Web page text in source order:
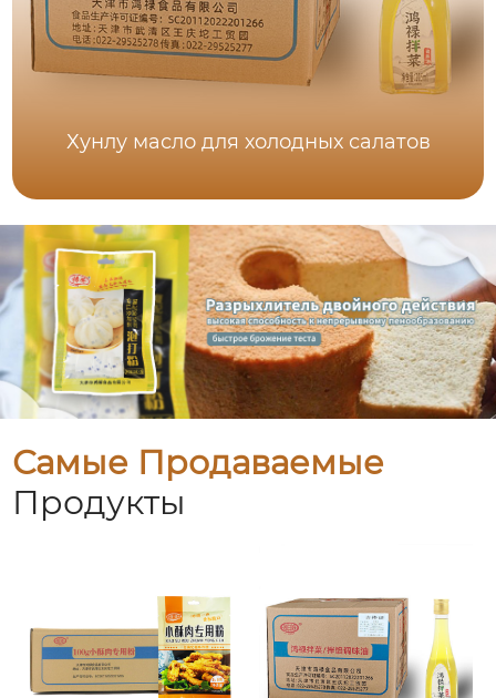
Хунлу масло для холодных салатов
Самые Продаваемые
Продукты